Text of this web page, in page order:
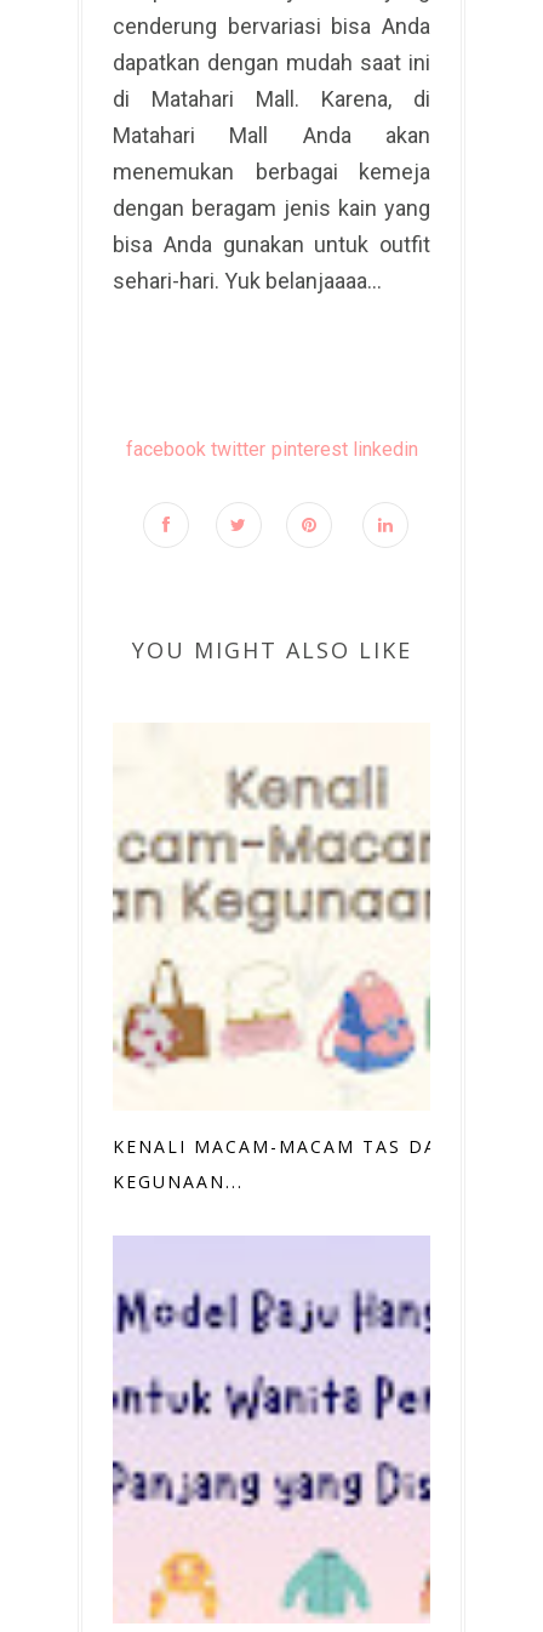
cenderung bervariasi bisa Anda
dapatkan dengan mudah saat ini
di Matahari Mall. Karena, di
Matahari Mall Anda akan
menemukan berbagai kemeja
dengan beragam jenis kain yang
bisa Anda gunakan untuk outfit
sehari-hari. Yuk belanjaaaa...
facebook twitter pinterest linkedin
YOU MIGHT ALSO LIKE
KENALI MACAM-MACAM TAS DAN
KEGUNAAN...